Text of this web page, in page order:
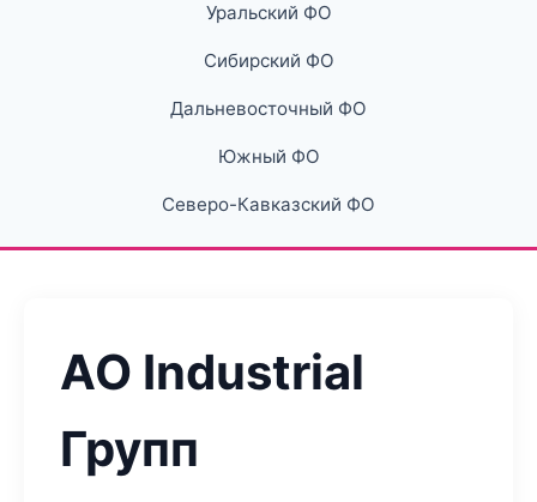
Уральский ФО
Сибирский ФО
Дальневосточный ФО
Южный ФО
Северо-Кавказский ФО
АО Industrial
Групп